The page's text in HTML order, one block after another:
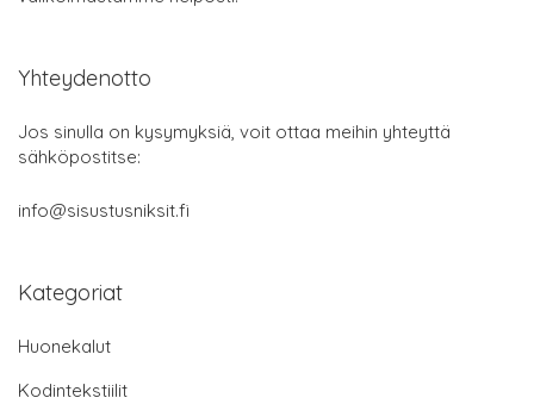
Yhteydenotto
Jos sinulla on kysymyksiä, voit ottaa meihin yhteyttä
sähköpostitse:
info@sisustusniksit.fi
Kategoriat
Huonekalut
Kodintekstiilit